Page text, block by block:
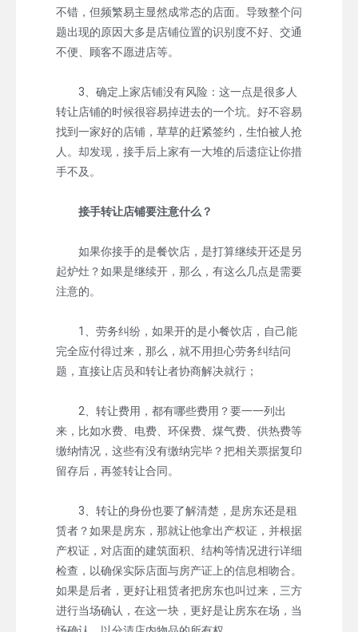
不错，但频繁易主显然成常态的店面。导致整个问
题出现的原因大多是店铺位置的识别度不好、交通
不便、顾客不愿进店等。
3、确定上家店铺没有风险：这一点是很多人
转让店铺的时候很容易掉进去的一个坑。好不容易
找到一家好的店铺，草草的赶紧签约，生怕被人抢
人。却发现，接手后上家有一大堆的后遗症让你措
手不及。
接手转让店铺要注意什么？
如果你接手的是餐饮店，是打算继续开还是另
起炉灶？如果是继续开，那么，有这么几点是需要
注意的。
1、劳务纠纷，如果开的是小餐饮店，自己能
完全应付得过来，那么，就不用担心劳务纠结问
题，直接让店员和转让者协商解决就行；
2、转让费用，都有哪些费用？要一一列出
来，比如水费、电费、环保费、煤气费、供热费等
缴纳情况，这些有没有缴纳完毕？把相关票据复印
留存后，再签转让合同。
3、转让的身份也要了解清楚，是房东还是租
赁者？如果是房东，那就让他拿出产权证，并根据
产权证，对店面的建筑面积、结构等情况进行详细
检查，以确保实际店面与房产证上的信息相吻合。
如果是后者，更好让租赁者把房东也叫过来，三方
进行当场确认，在这一块，更好是让房东在场，当